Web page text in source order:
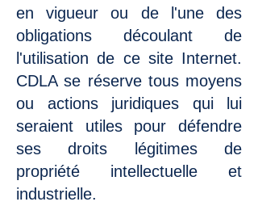
en vigueur ou de l'une des
obligations découlant de
l'utilisation de ce site Internet.
CDLA se réserve tous moyens
ou actions juridiques qui lui
seraient utiles pour défendre
ses droits légitimes de
propriété intellectuelle et
industrielle.